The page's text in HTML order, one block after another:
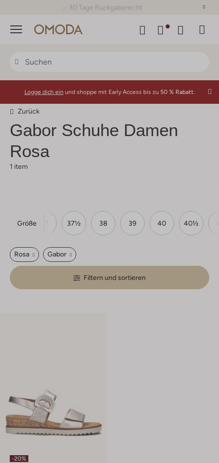
30 Tage Rückgaberecht
Menü
Logge dich ein und shoppe mit Early Access bis zu 50 % Rabatt.
Zurück
Gabor Schuhe Damen
Rosa
1 item
Größe 37 37½ 38 39 40 40½
Rosa Gabor
Filtern und sortieren
-20%